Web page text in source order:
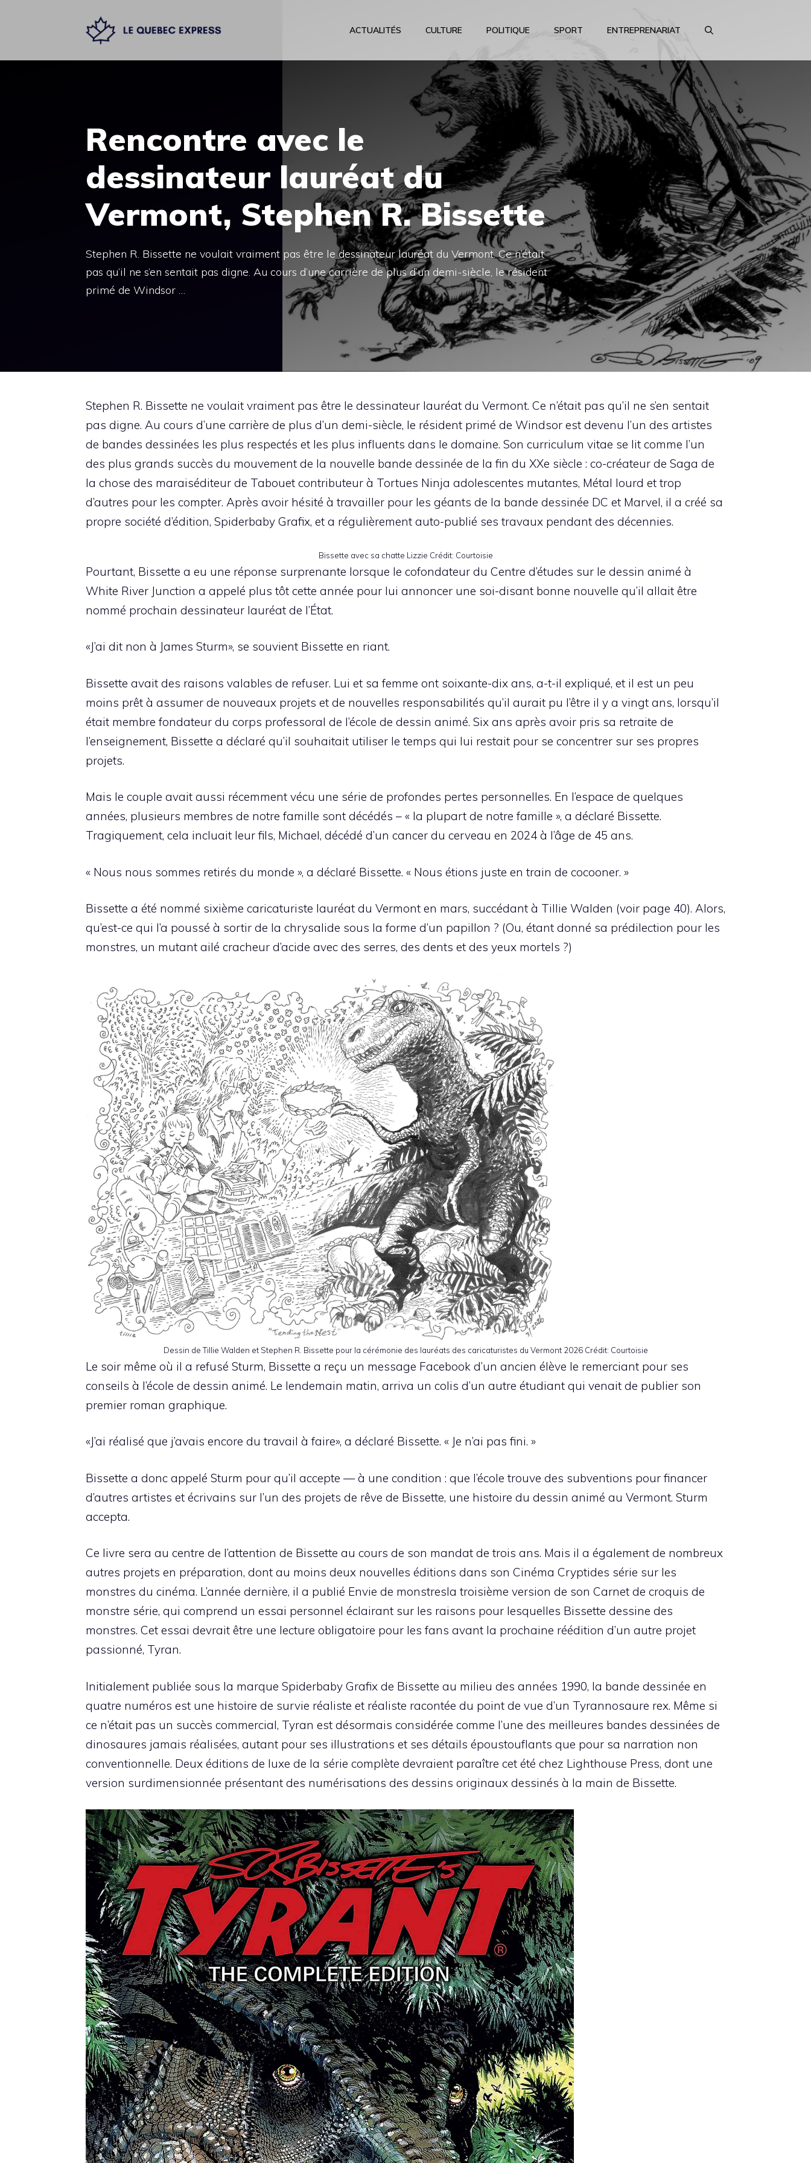
ACTUALITÉS CULTURE POLITIQUE SPORT ENTREPRENARIAT
Rencontre avec le
dessinateur lauréat du
Vermont, Stephen R. Bissette
Stephen R. Bissette ne voulait vraiment pas être le dessinateur lauréat du Vermont. Ce n’était
pas qu’il ne s’en sentait pas digne. Au cours d’une carrière de plus d’un demi-siècle, le résident
primé de Windsor …
Stephen R. Bissette ne voulait vraiment pas être le dessinateur lauréat du Vermont. Ce n’était pas qu’il ne s’en sentait
pas digne. Au cours d’une carrière de plus d’un demi-siècle, le résident primé de Windsor est devenu l’un des artistes
de bandes dessinées les plus respectés et les plus influents dans le domaine. Son curriculum vitae se lit comme l’un
des plus grands succès du mouvement de la nouvelle bande dessinée de la fin du XXe siècle : co-créateur de Saga de
la chose des maraiséditeur de Tabouet contributeur à Tortues Ninja adolescentes mutantes, Métal lourd et trop
d’autres pour les compter. Après avoir hésité à travailler pour les géants de la bande dessinée DC et Marvel, il a créé sa
propre société d’édition, Spiderbaby Grafix, et a régulièrement auto-publié ses travaux pendant des décennies.
Bissette avec sa chatte Lizzie Crédit: Courtoisie
Pourtant, Bissette a eu une réponse surprenante lorsque le cofondateur du Centre d’études sur le dessin animé à
White River Junction a appelé plus tôt cette année pour lui annoncer une soi-disant bonne nouvelle qu’il allait être
nommé prochain dessinateur lauréat de l’État.
«J’ai dit non à James Sturm», se souvient Bissette en riant.
Bissette avait des raisons valables de refuser. Lui et sa femme ont soixante-dix ans, a-t-il expliqué, et il est un peu
moins prêt à assumer de nouveaux projets et de nouvelles responsabilités qu’il aurait pu l’être il y a vingt ans, lorsqu’il
était membre fondateur du corps professoral de l’école de dessin animé. Six ans après avoir pris sa retraite de
l’enseignement, Bissette a déclaré qu’il souhaitait utiliser le temps qui lui restait pour se concentrer sur ses propres
projets.
Mais le couple avait aussi récemment vécu une série de profondes pertes personnelles. En l’espace de quelques
années, plusieurs membres de notre famille sont décédés – « la plupart de notre famille », a déclaré Bissette.
Tragiquement, cela incluait leur fils, Michael, décédé d’un cancer du cerveau en 2024 à l’âge de 45 ans.
« Nous nous sommes retirés du monde », a déclaré Bissette. « Nous étions juste en train de cocooner. »
Bissette a été nommé sixième caricaturiste lauréat du Vermont en mars, succédant à Tillie Walden (voir page 40). Alors,
qu’est-ce qui l’a poussé à sortir de la chrysalide sous la forme d’un papillon ? (Ou, étant donné sa prédilection pour les
monstres, un mutant ailé cracheur d’acide avec des serres, des dents et des yeux mortels ?)
Dessin de Tillie Walden et Stephen R. Bissette pour la cérémonie des lauréats des caricaturistes du Vermont 2026 Crédit: Courtoisie
Le soir même où il a refusé Sturm, Bissette a reçu un message Facebook d’un ancien élève le remerciant pour ses
conseils à l’école de dessin animé. Le lendemain matin, arriva un colis d’un autre étudiant qui venait de publier son
premier roman graphique.
«J’ai réalisé que j’avais encore du travail à faire», a déclaré Bissette. « Je n’ai pas fini. »
Bissette a donc appelé Sturm pour qu’il accepte — à une condition : que l’école trouve des subventions pour financer
d’autres artistes et écrivains sur l’un des projets de rêve de Bissette, une histoire du dessin animé au Vermont. Sturm
accepta.
Ce livre sera au centre de l’attention de Bissette au cours de son mandat de trois ans. Mais il a également de nombreux
autres projets en préparation, dont au moins deux nouvelles éditions dans son Cinéma Cryptides série sur les
monstres du cinéma. L’année dernière, il a publié Envie de monstresla troisième version de son Carnet de croquis de
monstre série, qui comprend un essai personnel éclairant sur les raisons pour lesquelles Bissette dessine des
monstres. Cet essai devrait être une lecture obligatoire pour les fans avant la prochaine réédition d’un autre projet
passionné, Tyran.
Initialement publiée sous la marque Spiderbaby Grafix de Bissette au milieu des années 1990, la bande dessinée en
quatre numéros est une histoire de survie réaliste et réaliste racontée du point de vue d’un Tyrannosaure rex. Même si
ce n’était pas un succès commercial, Tyran est désormais considérée comme l’une des meilleures bandes dessinées de
dinosaures jamais réalisées, autant pour ses illustrations et ses détails époustouflants que pour sa narration non
conventionnelle. Deux éditions de luxe de la série complète devraient paraître cet été chez Lighthouse Press, dont une
version surdimensionnée présentant des numérisations des dessins originaux dessinés à la main de Bissette.